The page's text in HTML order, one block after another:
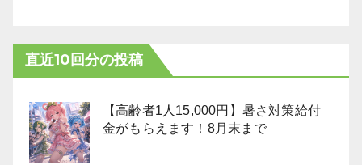
直近10回分の投稿
【高齢者1人15,000円】暑さ対策給付
金がもらえます！8月末まで